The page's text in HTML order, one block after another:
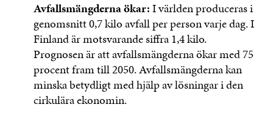
Avfallsmängderna ökar:I världen produceras i
genomsnitt 0,7 kilo avfall per person varje dag. I
Finland är motsvarande siffra 1,4 kilo.
Prognosen är att avfallsmängderna ökar med 75
procent fram till 2050. Avfallsmängderna kan
minska betydligt med hjälp av lösningar i den
cirkulära ekonomin.